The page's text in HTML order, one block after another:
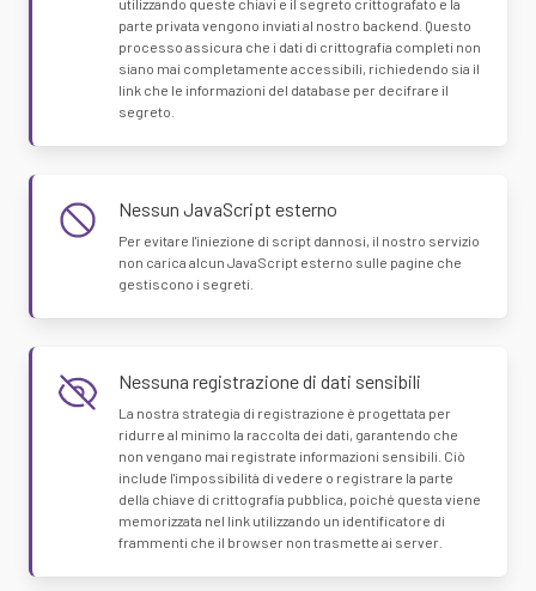
utilizzando queste chiavi e il segreto crittografato e la
parte privata vengono inviati al nostro backend. Questo
processo assicura che i dati di crittografia completi non
siano mai completamente accessibili, richiedendo sia il
link che le informazioni del database per decifrare il
segreto.
Nessun JavaScript esterno
Per evitare l'iniezione di script dannosi, il nostro servizio
non carica alcun JavaScript esterno sulle pagine che
gestiscono i segreti.
Nessuna registrazione di dati sensibili
La nostra strategia di registrazione è progettata per
ridurre al minimo la raccolta dei dati, garantendo che
non vengano mai registrate informazioni sensibili. Ciò
include l'impossibilità di vedere o registrare la parte
della chiave di crittografia pubblica, poiché questa viene
memorizzata nel link utilizzando un identificatore di
frammenti che il browser non trasmette ai server.